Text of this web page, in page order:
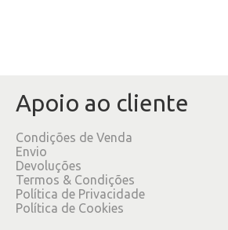
Apoio ao cliente
Condições de Venda
Envio
Devoluções
Termos & Condições
Política de Privacidade
Política de Cookies